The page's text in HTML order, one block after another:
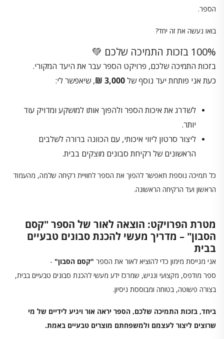
הספר.
בואו נעשה את זה יחד?
100% בזכות התמיכה שלכם 💚
בזכות התמיכה שלכם, פרויקט הספר עבר את היעד המקורי.
כעת אני פותחת יעד נוסף של3,000 ₪ , שיאפשר לי:
לשדרג את איכות הספר ולהפוך אותו למושקע ומדויק עוד
יותר.
ליצור סרטון ליווי איכותי, עם הכוונה ברורה לשלבים
הראשונים של רקיחת סבונים מוצקים בבית.
כל תמיכה נוספת תאפשר להפוך את הספר לחוויית רקיחה שלמה, מהעמוד
הראשון ועד הרקיחה הראשונה.
מטרת הפרויקט: הוצאה לאור של הספר "קסם
הסבון" – מדריך מעשי להכנת סבונים טבעיים
בבית
אני מגייסת מימון כדי להוציא לאור את הספר "קסם הסבון" -
ספר מודפס, מקצועי ונגיש, שמרכז ידע מעשי להכנת סבונים טבעיים בבית,
בצורה פשוטה, בטוחה ומבוססת ניסיון.
ביחד, בזכות התמיכה שלכם, הספר יראה אור ויגיע לידיים של מי
שרוצים ליצור לעצמם ולמשפחתם מוצרים טבעיים באמת.